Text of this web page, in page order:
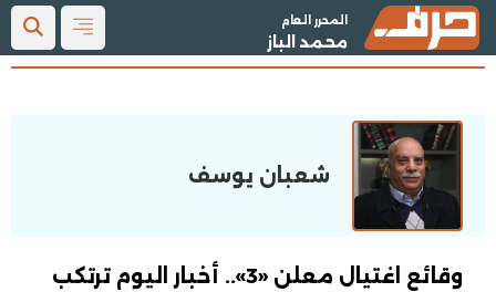
المحرر العام
محمد الباز
شعبان يوسف
وقائع اغتيال معلن «3».. أخبار اليوم ترتكب